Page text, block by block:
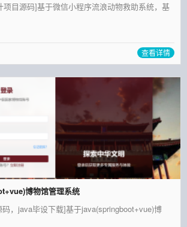
项目源码]基于微信小程序流浪动物救助系统，基
查看详情
博物馆管理系统
，java毕设下载]基于java(springboot+vue)博